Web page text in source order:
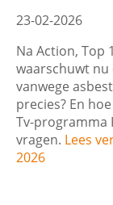
Wis
23-02-2026
Na Action, Top
waarschuwt nu
vanwege
precies? En
Tv-programma
vragen. Lees
2026